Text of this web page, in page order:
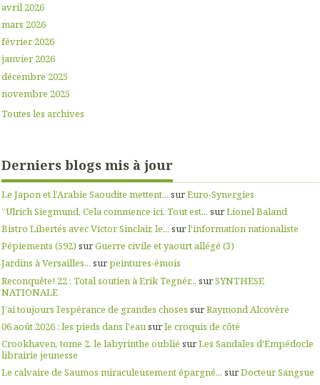
avril 2026
mars 2026
février 2026
janvier 2026
décembre 2025
novembre 2025
Toutes les archives
Derniers blogs mis à jour
Le Japon et l’Arabie Saoudite mettent... surEuro-Synergies
”Ulrich Siegmund. Cela commence ici. Tout est... surLionel Baland
Bistro Libertés avec Victor Sinclair, le... surl'information nationaliste
Pépiements (592) surGuerre civile et yaourt allégé (3)
Jardins à Versailles... surpeintures-émois
Reconquête! 22 : Total soutien à Erik Tegnér... surSYNTHESE
NATIONALE
J’ai toujours l’espérance de grandes choses surRaymond Alcovère
06 août 2026 : les pieds dans l'eausurle croquis de côté
Crookhaven, tome 2, le labyrinthe oublié surLes Sandales d'Empédocle
librairie jeunesse
Le calvaire de Saumos miraculeusement épargné... surDocteur Sangsue